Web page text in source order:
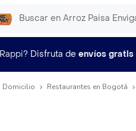
Disfruta de envíos gratis
Domicilio Restaurantes en Bogotá